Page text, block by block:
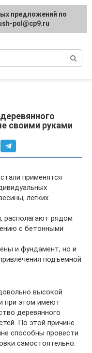
своими руками
применятся
легких
располагают рядом
с бетонными
и фундамент, но и
подъемной
высокой
при этом имеют
деревянного
По этой причине
способны провести
самостоятельно.
предложений по
pol@cp9.ru